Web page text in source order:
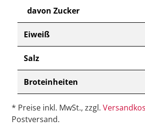
davon Zucker
Eiweiß
Salz
Broteinheiten
* Preise inkl. MwSt., zzgl.
Postversand.